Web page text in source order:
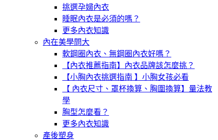
挑選孕婦內衣
睡眠內衣是必須的嗎？
更多內衣知識
內在美學問大
軟鋼圈內衣、無鋼圈內衣好嗎？
【內衣推薦指南】內衣品牌該怎麼挑？
【小胸內衣挑選指南 】小胸女孩必看
【 內衣尺寸、罩杯換算、胸圍換算】量法教
學
胸型怎麼看？
更多內衣知識
產後塑身